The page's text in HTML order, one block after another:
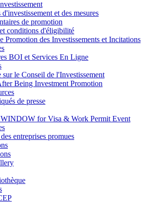
et des mesures
de promotion
conditions d'éligibilité
Promotion des Investissements et Incitations
BOI et Services En Ligne
le Conseil de l'Investissement
Being Investment Promotion
de presse
for Visa & Work Permit Event
entreprises promues